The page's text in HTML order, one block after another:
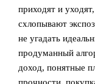
приходят и
схлопывают
не угадать
продуманный
доход, понятные